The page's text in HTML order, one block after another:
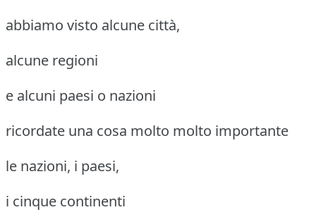
abbiamo visto alcune città,
alcune regioni
e alcuni paesi o nazioni
ricordate una cosa molto molto importante
le nazioni, i paesi,
i cinque continenti